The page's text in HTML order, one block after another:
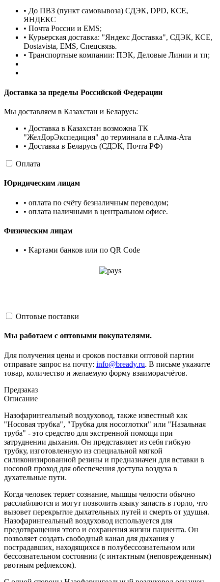
• До ПВЗ (пункт самовывоза) СДЭК, DPD, КСЕ,
ЯНДЕКС
• Почта России и EMS;
• Курьерская доставка: "Яндекс Доставка", СДЭК, КСЕ,
Dostavista, EMS, Спецсвязь.
• Транспортные компании: ПЭК, Деловые Линии и тп;
Доставка за пределы Российской Федерации
Мы доставляем в Казахстан и Беларусь:
• Доставка в Казахстан возможна ТК
"ЖелДорЭкспедиция" до терминала в г.Алма-Ата
• Доставка в Беларусь (СДЭК, Почта РФ)
Оплата
Юридическим лицам
• оплата по счёту безналичным переводом;
• оплата наличными в центральном офисе.
Физическим лицам
• Kартами банков или по QR Code
Оптовые поставки
Мы работаем с оптовыми покупателями.
Для получения цены и сроков поставки оптовой партии
отправьте запрос на почту: info@bready.ru. В письме укажите
товар, количество и желаемую форму взаиморасчётов.
Предзаказ
Описание
Назофарингеальный воздуховод, также известный как
"Носовая трубка", "Трубка для носоглотки" или "Назальная
труба" - это средство для экстренной помощи при
затруднении дыхания. Он представляет из себя гибкую
трубку, изготовленную из специальной мягкой
силиконизированной резины и предназначен для вставки в
носовой проход для обеспечения доступа воздуха в
духательные пути.
Когда человек теряет сознание, мышцы челюсти обычно
расслабляются и могут позволить языку запасть в горло, что
вызовет перекрытие дыхательных путей и смерть от удушья.
Назофарингеальный воздуховод используется для
предотвращения этого и сохранения жизни пациента. Он
позволяет создать свободный канал для дыхания у
пострадавших, находящихся в полубессознательном или
бессознательном состоянии (с интактным (неповрежденным)
рвотным рефлексом).